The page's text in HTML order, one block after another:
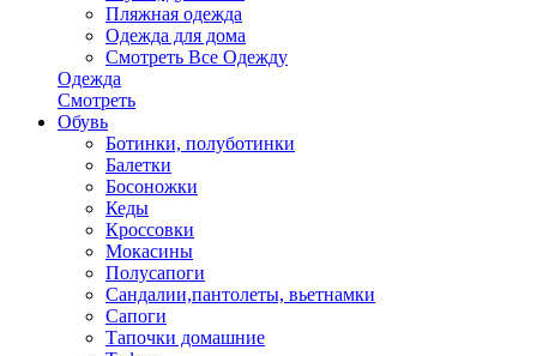
Пляжная одежда
Одежда для дома
Смотреть Все Одежду
Одежда
Смотреть
Обувь
Ботинки, полуботинки
Балетки
Босоножки
Кеды
Кроссовки
Мокасины
Полусапоги
Сандалии,пантолеты, вьетнамки
Сапоги
Тапочки домашние